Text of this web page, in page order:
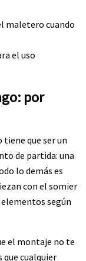
maletero cuando
el uso
por
que ser un
de partida: una
lo demás es
con el somier
según
el montaje no te
cualquier